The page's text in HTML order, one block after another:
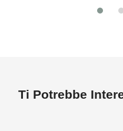
Ti Potrebbe